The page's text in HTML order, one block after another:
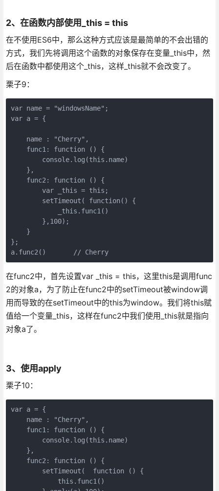
2、在函数内部使用_this = this
在不使用ES6中，那么这种方式应该是最简单的不会出错的
方式，我们先将调用这个函数的对象保存在变量_this中，然
后在函数中都使用这个_this，这样_this就不会改变了。
栗子9：
var name = "windowsName";
var a = {
    name : "Cherry",
    func1: function () {
        console.log(this.name)
    },
    func2: function () {
        var _this = this;
        setTimeout( function() {
            _this.func1()
        },100);
    }
};
a.func2()       // Cherry
在func2中，首先设置var _this = this，这里this是调用func
2的对象a，为了防止在func2中的setTimeout被window调
用而导致的在setTimeout中的this为window。我们将this赋
值给一个变量_this，这样在func2中我们使用_this就是指向
对象a了。
3、使用apply
栗子10：
var a = {
    name : "Cherry",
    func1: function () {
        console.log(this.name)
    },
    func2: function () {
        setTimeout(  function () {
            this.func1()